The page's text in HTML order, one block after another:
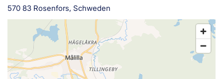
570 83 Rosenfors, Schweden